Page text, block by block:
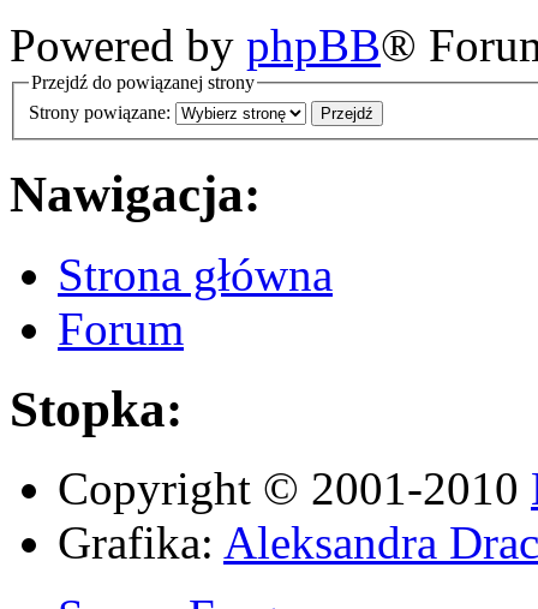
Powered by phpBB®
Przejdź do powiązanej strony
Strony powiązane:
Nawigacja:
Strona główna
Forum
Stopka:
Copyright © 2001-2010
Grafika: Aleksandra